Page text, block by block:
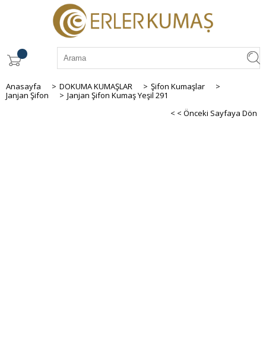
Anasayfa > DOKUMA KUMAŞLAR > Şifon Kumaşlar
>
Janjan Şifon
> Janjan Şifon Kumaş Yeşil 291
< < Önceki Sayfaya Dön